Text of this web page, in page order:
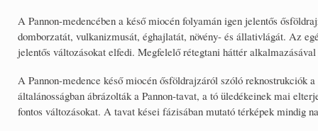
A Pannon-medencében a késő miocén folyamán igen jelentős
domborzatát, vulkanizmusát, éghajlatát, növény- és állativlágát. Az
jelentős változásokat elfedi. Megfelelő rétegtani háttér
A Pannon-medence késő miocén ősföldrajzáról szóló reknostrukciók
általánosságban ábrázolták a Pannon-tavat, a tó üledékeinek mai
fontos változásokat. A tavat kései fázisában mutató térképek mindig